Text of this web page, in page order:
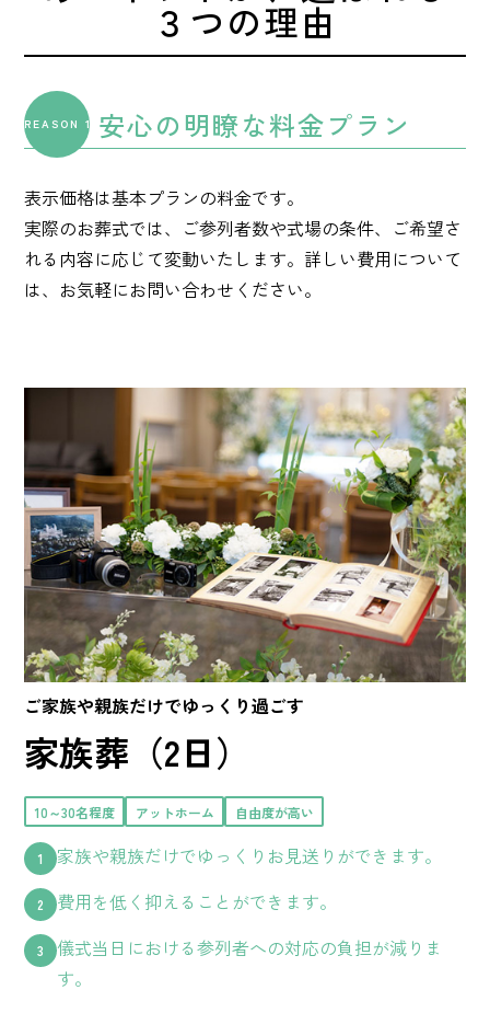
３つの理由
REASON 1 安心の明瞭な料金プラン
表示価格は基本プランの料金です。
実際のお葬式では、ご参列者数や式場の条件、ご希望さ
れる内容に応じて変動いたします。詳しい費用について
は、お気軽にお問い合わせください。
ご家族や親族だけでゆっくり過ごす
家族葬（2日）
10～30名程度 アットホーム 自由度が高い
家族や親族だけでゆっくりお見送りができます。
費用を低く抑えることができます。
儀式当日における参列者への対応の負担が減りま
す。